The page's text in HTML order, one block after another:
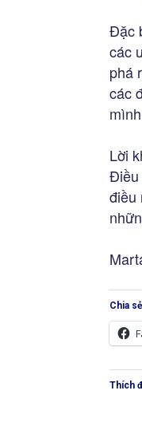
Đặc
các
phá
các
Lời
Điều
điều
Chia
Thích